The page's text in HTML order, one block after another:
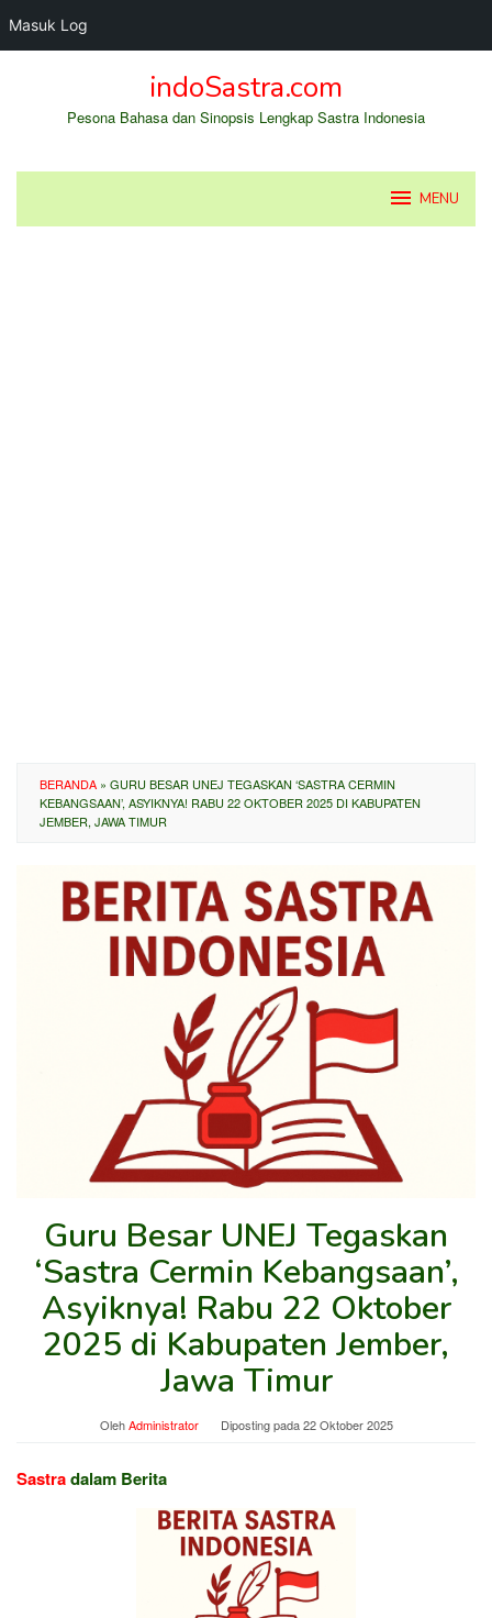
Masuk Log
indoSastra.com
Pesona Bahasa dan Sinopsis Lengkap Sastra Indonesia
MENU
BERANDA » GURU BESAR UNEJ TEGASKAN ‘SASTRA CERMIN
KEBANGSAAN’, ASYIKNYA! RABU 22 OKTOBER 2025 DI KABUPATEN
JEMBER, JAWA TIMUR
Guru Besar UNEJ Tegaskan
‘Sastra Cermin Kebangsaan’,
Asyiknya! Rabu 22 Oktober
2025 di Kabupaten Jember,
Jawa Timur
OlehAdministrator Diposting pada22 Oktober 2025
Sastradalam Berita